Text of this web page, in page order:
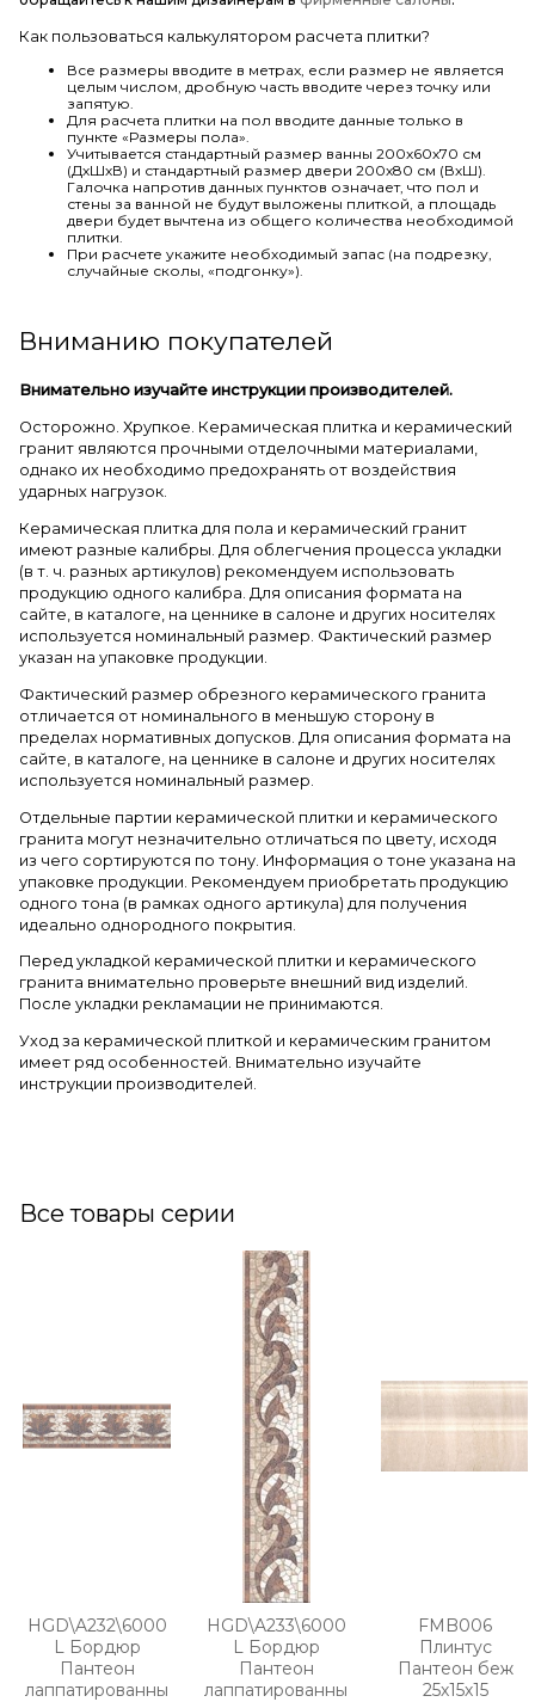
Как пользоваться калькулятором расчета плитки?
Все размеры вводите в метрах, если размер не является
целым числом, дробную часть вводите через точку или
запятую.
Для расчета плитки на пол вводите данные только в
пункте «Размеры пола».
Учитывается стандартный размер ванны 200х60х70 см
(ДхШхВ) и стандартный размер двери 200х80 см (ВхШ).
Галочка напротив данных пунктов означает, что пол и
стены за ванной не будут выложены плиткой, а площадь
двери будет вычтена из общего количества необходимой
плитки.
При расчете укажите необходимый запас (на подрезку,
случайные сколы, «подгонку»).
Вниманию покупателей
Внимательно изучайте инструкции производителей.
Осторожно. Хрупкое. Керамическая плитка и керамический
гранит являются прочными отделочными материалами,
однако их необходимо предохранять от воздействия
ударных нагрузок.
Керамическая плитка для пола и керамический гранит
имеют разные калибры. Для облегчения процесса укладки
(в т. ч. разных артикулов) рекомендуем использовать
продукцию одного калибра. Для описания формата на
сайте, в каталоге, на ценнике в салоне и других носителях
используется номинальный размер. Фактический размер
указан на упаковке продукции.
Фактический размер обрезного керамического гранита
отличается от номинального в меньшую сторону в
пределах нормативных допусков. Для описания формата на
сайте, в каталоге, на ценнике в салоне и других носителях
используется номинальный размер.
Отдельные партии керамической плитки и керамического
гранита могут незначительно отличаться по цвету, исходя
из чего сортируются по тону. Информация о тоне указана на
упаковке продукции. Рекомендуем приобретать продукцию
одного тона (в рамках одного артикула) для получения
идеально однородного покрытия.
Перед укладкой керамической плитки и керамического
гранита внимательно проверьте внешний вид изделий.
После укладки рекламации не принимаются.
Уход за керамической плиткой и керамическим гранитом
имеет ряд особенностей. Внимательно изучайте
инструкции производителей.
Все товары серии
HGD\A232\6000
L Бордюр
Пантеон
лаппатированны
HGD\A233\6000
L Бордюр
Пантеон
лаппатированны
FMB006
Плинтус
Пантеон беж
25х15х15